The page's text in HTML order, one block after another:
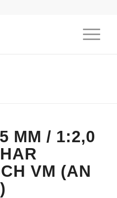
MM / 1:2,0
VM (AN